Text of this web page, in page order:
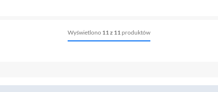
Wyświetlono 11 z 11 produktów